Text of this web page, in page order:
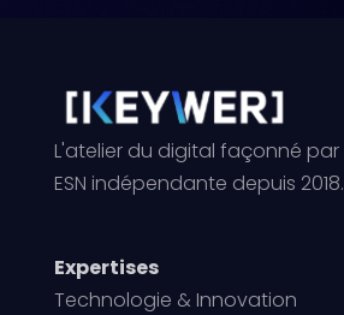
L'atelier du digital façonné par
ESN indépendante depuis 2018.
Expertises
Technologie & Innovation